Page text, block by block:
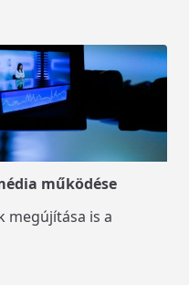
működése
megújítása is a